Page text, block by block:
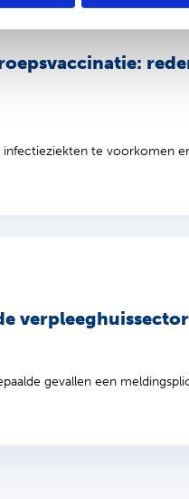
te voorkomen
gevallen een